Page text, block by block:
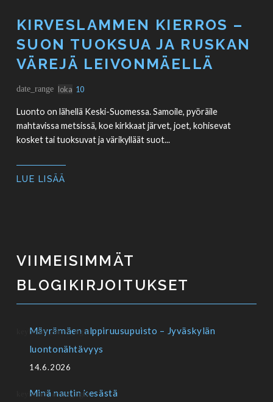
KIRVESLAMMEN KIERROS –
SUON TUOKSUA JA RUSKAN
VÄREJÄ LEIVONMÄELLÄ
date_range loka 10
Luonto on lähellä Keski-Suomessa. Samoile, pyöräile
mahtavissa metsissä, koe kirkkaat järvet, joet, kohisevat
kosket tai tuoksuvat ja värikylläät suot...
LUE LISÄÄ
VIIMEISIMMÄT
BLOGIKIRJOITUKSET
Mäyrämäen alppiruusupuisto – Jyväskylän
luontonähtävyys
14.6.2026
Minä nautin kesästä